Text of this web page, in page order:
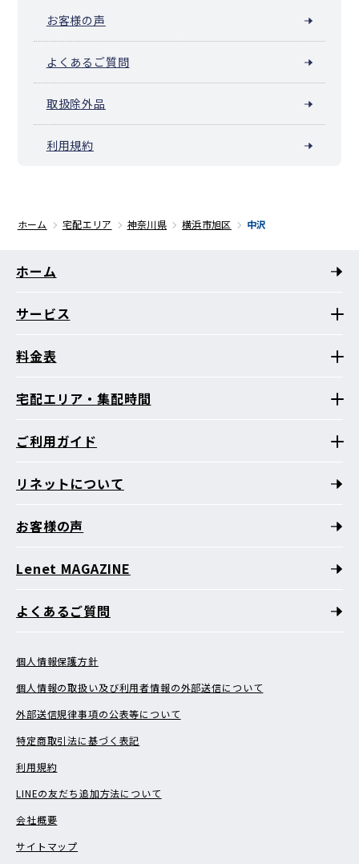
お客様の声
よくあるご質問
取扱除外品
利用規約
ホーム 宅配エリア 神奈川県 横浜市旭区 中沢
ホーム
サービス
料金表
宅配エリア・集配時間
ご利用ガイド
リネットについて
お客様の声
Lenet MAGAZINE
よくあるご質問
個人情報保護方針
個人情報の取扱い及び利用者情報の外部送信について
外部送信規律事項の公表等について
特定商取引法に基づく表記
利用規約
LINEの友だち追加方法について
会社概要
サイトマップ